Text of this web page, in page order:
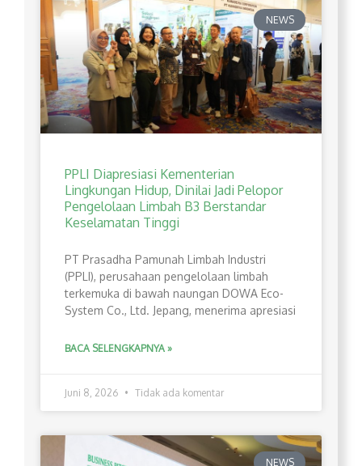
NEWS
PPLI Diapresiasi Kementerian
Lingkungan Hidup, Dinilai Jadi Pelopor
Pengelolaan Limbah B3 Berstandar
Keselamatan Tinggi
PT Prasadha Pamunah Limbah Industri
(PPLI), perusahaan pengelolaan limbah
terkemuka di bawah naungan DOWA Eco-
System Co., Ltd. Jepang, menerima apresiasi
BACA SELENGKAPNYA »
Juni 8, 2026 Tidak ada komentar
NEWS